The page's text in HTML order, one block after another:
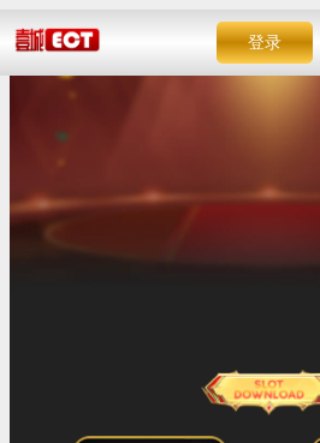
登录